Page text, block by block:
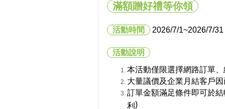
滿額贈好禮等你領
活動時間 2026/7/1~2026/7/31
活動說明
本活動僅限選擇網路訂單
大量議價及企業月結客戶
訂單金額滿足條件即可於
利 )